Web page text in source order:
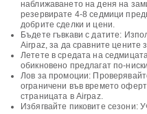
наближаването на деня на
резервирате 4-8 седмици
добрите сделки и цени.
Бъдете гъвкави с датите:
Airpaz, за да сравните цените
Летете в средата на
обикновено предлагат по-
Лов за промоции:
ограничени във времето
страницата в Airpaz.
Избягвайте пиковите сезони: